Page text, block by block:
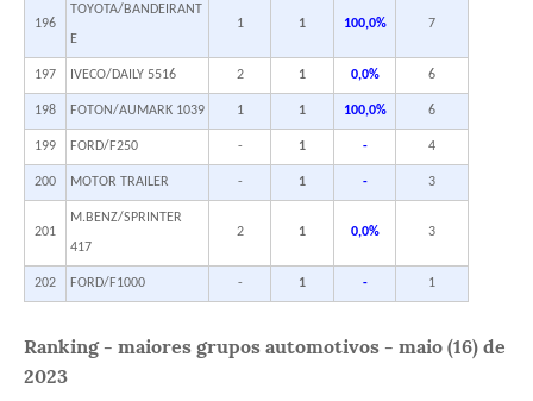
196
TOYOTA/BANDEIRANT
E
1 1 100,0% 7
197 IVECO/DAILY 5516 2 1 0,0% 6
198 FOTON/AUMARK 1039 1 1 100,0% 6
199 FORD/F250 - 1 - 4
200 MOTOR TRAILER - 1 - 3
201
M.BENZ/SPRINTER
417
2 1 0,0% 3
202 FORD/F1000 - 1 - 1
Ranking - maiores grupos automotivos - maio (16) de
2023